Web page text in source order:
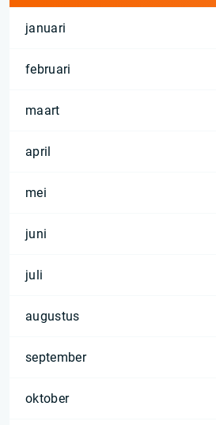
januari
februari
maart
april
mei
juni
juli
augustus
september
oktober